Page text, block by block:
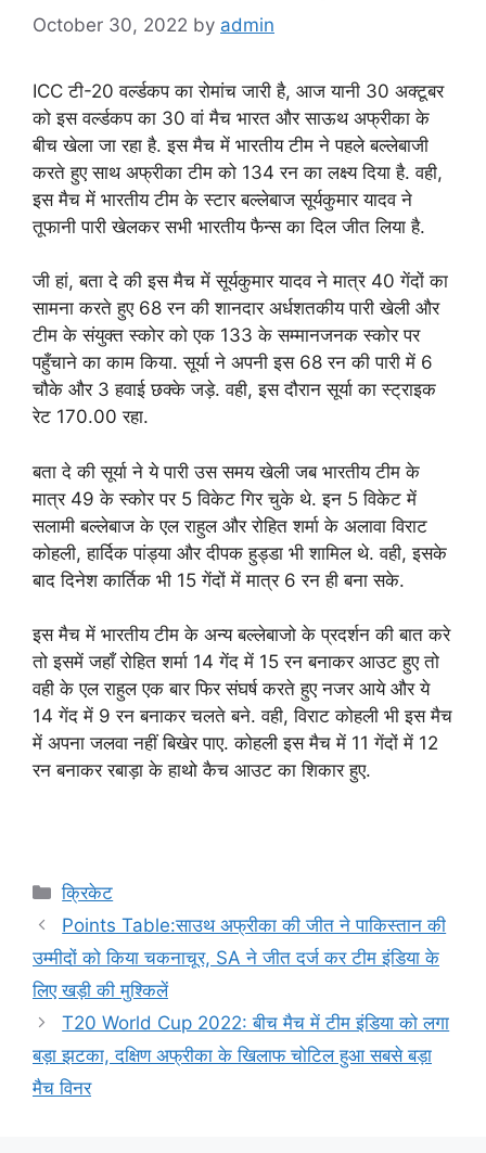
October 30, 2022 by admin
ICC टी-20 वर्ल्डकप का रोमांच जारी है, आज यानी 30 अक्टूबर
को इस वर्ल्डकप का 30 वां मैच भारत और साऊथ अफ्रीका के
बीच खेला जा रहा है. इस मैच में भारतीय टीम ने पहले बल्लेबाजी
करते हुए साथ अफ्रीका टीम को 134 रन का लक्ष्य दिया है. वही,
इस मैच में भारतीय टीम के स्टार बल्लेबाज सूर्यकुमार यादव ने
तूफानी पारी खेलकर सभी भारतीय फैन्स का दिल जीत लिया है.
जी हां, बता दे की इस मैच में सूर्यकुमार यादव ने मात्र 40 गेंदों का
सामना करते हुए 68 रन की शानदार अर्धशतकीय पारी खेली और
टीम के संयुक्त स्कोर को एक 133 के सम्मानजनक स्कोर पर
पहुँचाने का काम किया. सूर्या ने अपनी इस 68 रन की पारी में 6
चौके और 3 हवाई छक्के जड़े. वही, इस दौरान सूर्या का स्ट्राइक
रेट 170.00 रहा.
बता दे की सूर्या ने ये पारी उस समय खेली जब भारतीय टीम के
मात्र 49 के स्कोर पर 5 विकेट गिर चुके थे. इन 5 विकेट में
सलामी बल्लेबाज के एल राहुल और रोहित शर्मा के अलावा विराट
कोहली, हार्दिक पांड्या और दीपक हुड्डा भी शामिल थे. वही, इसके
बाद दिनेश कार्तिक भी 15 गेंदों में मात्र 6 रन ही बना सके.
इस मैच में भारतीय टीम के अन्य बल्लेबाजो के प्रदर्शन की बात करे
तो इसमें जहाँ रोहित शर्मा 14 गेंद में 15 रन बनाकर आउट हुए तो
वही के एल राहुल एक बार फिर संघर्ष करते हुए नजर आये और ये
14 गेंद में 9 रन बनाकर चलते बने. वही, विराट कोहली भी इस मैच
में अपना जलवा नहीं बिखेर पाए. कोहली इस मैच में 11 गेंदों में 12
रन बनाकर रबाड़ा के हाथो कैच आउट का शिकार हुए.
Categories
क्रिकेट
Points Table:साउथ अफ्रीका की जीत ने पाकिस्तान की
उम्मीदों को किया चकनाचूर, SA ने जीत दर्ज कर टीम इंडिया के
लिए खड़ी की मुश्किलें
T20 World Cup 2022: बीच मैच में टीम इंडिया को लगा
बड़ा झटका, दक्षिण अफ्रीका के खिलाफ चोटिल हुआ सबसे बड़ा
मैच विनर